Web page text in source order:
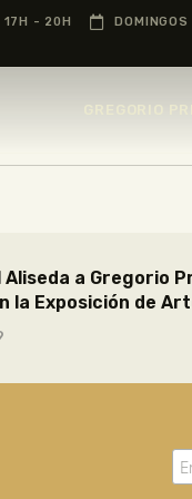
- 20H
Aliseda a Gregorio
la Exposición de